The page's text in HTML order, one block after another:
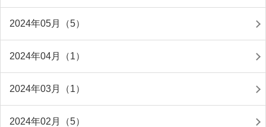
2024年05月（5）
2024年04月（1）
2024年03月（1）
2024年02月（5）